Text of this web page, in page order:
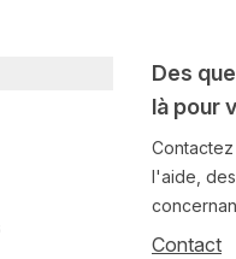
Des
là pour
l'aide,
Contact